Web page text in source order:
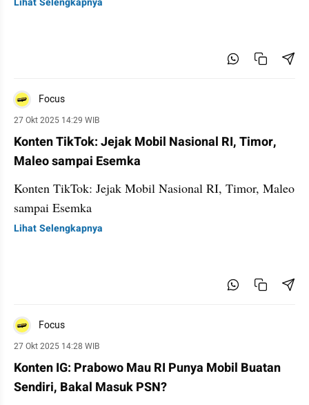
Focus
27 Okt 2025 14:29 WIB
Konten TikTok: Jejak Mobil Nasional RI, Timor,
Maleo sampai Esemka
Konten TikTok: Jejak Mobil Nasional RI, Timor, Maleo
sampai Esemka
Lihat Selengkapnya
Focus
27 Okt 2025 14:28 WIB
Konten IG: Prabowo Mau RI Punya Mobil Buatan
Sendiri, Bakal Masuk PSN?